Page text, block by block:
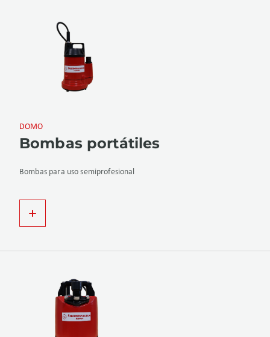
DOMO
Bombas portátiles
Bombas para uso semiprofesional